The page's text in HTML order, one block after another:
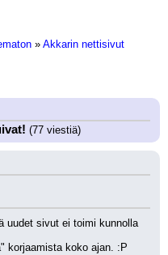
» Akkarin nettisivut
(77 viestiä)
uudet sivut ei toimi kunnolla
korjaamista koko ajan. :P